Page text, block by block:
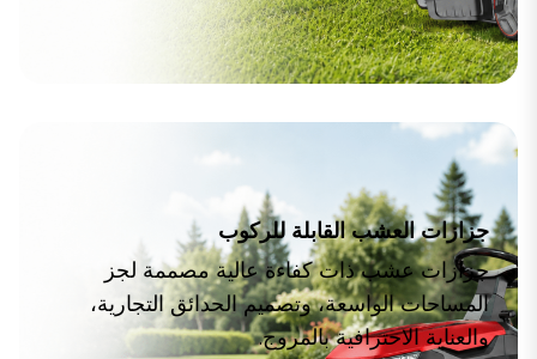
جزازات العشب القابلة للركوب
جزازات عشب ذات كفاءة عالية مصممة لجز
المساحات الواسعة، وتصميم الحدائق التجارية،
والعناية الاحترافية بالمروج.